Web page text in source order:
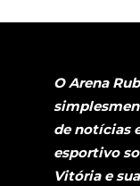
O Arena
de notícias
esportivo
Vitória e